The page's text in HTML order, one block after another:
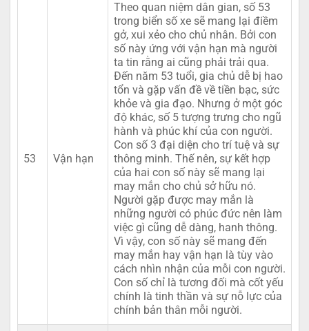
53 Vận hạn
Theo quan niệm dân gian, số 53
trong biển số xe sẽ mang lại điềm
gở, xui xẻo cho chủ nhân. Bởi con
số này ứng với vận hạn mà người
ta tin rằng ai cũng phải trải qua.
Đến năm 53 tuổi, gia chủ dễ bị hao
tổn và gặp vấn đề về tiền bạc, sức
khỏe và gia đạo. Nhưng ở một góc
độ khác, số 5 tượng trưng cho ngũ
hành và phúc khí của con người.
Con số 3 đại diện cho trí tuệ và sự
thông minh. Thế nên, sự kết hợp
của hai con số này sẽ mang lại
may mắn cho chủ sở hữu nó.
Người gặp được may mắn là
những người có phúc đức nên làm
việc gì cũng dễ dàng, hanh thông.
Vì vậy, con số này sẽ mang đến
may mắn hay vận hạn là tùy vào
cách nhìn nhận của mỗi con người.
Con số chỉ là tương đối mà cốt yếu
chính là tinh thần và sự nỗ lực của
chính bản thân mỗi người.